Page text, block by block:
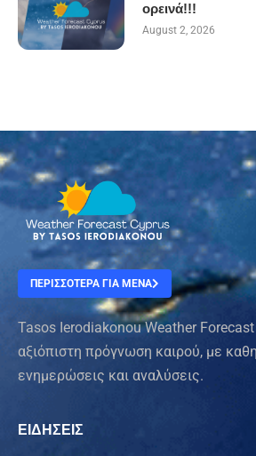
ορεινά!!!
August 2, 2026
ΠΕΡΙΣΣΟΤΕΡΑ ΓΙΑ ΜΕΝΑ
Tasos Ierodiakonou Weather
αξιόπιστη πρόγνωση καιρού, με
ενημερώσεις και αναλύσεις.
ΕΙΔΗΣΕΙΣ